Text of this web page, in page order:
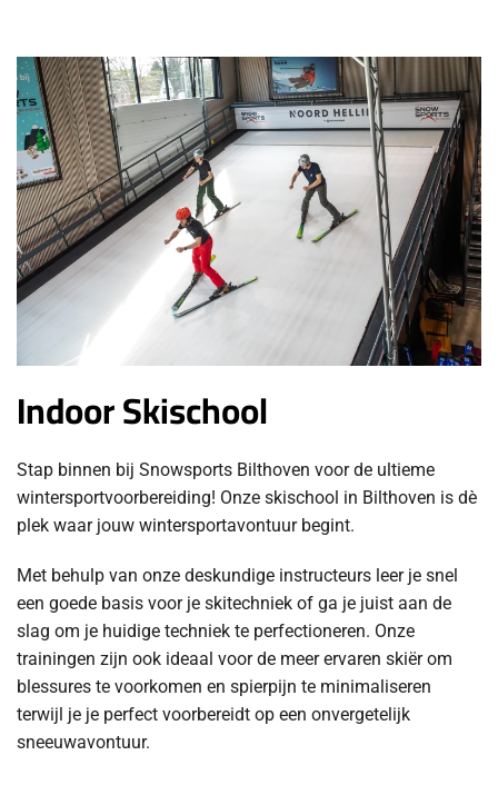
Indoor Skischool
Stap binnen bij Snowsports Bilthoven voor de ultieme
wintersportvoorbereiding! Onze skischool in Bilthoven is dè
plek waar jouw wintersportavontuur begint.
Met behulp van onze deskundige instructeurs leer je snel
een goede basis voor je skitechniek of ga je juist aan de
slag om je huidige techniek te perfectioneren. Onze
trainingen zijn ook ideaal voor de meer ervaren skiër om
blessures te voorkomen en spierpijn te minimaliseren
terwijl je je perfect voorbereidt op een onvergetelijk
sneeuwavontuur.